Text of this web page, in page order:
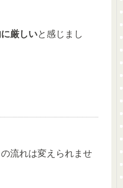
厳しいと感じまし
の流れは変えられませ